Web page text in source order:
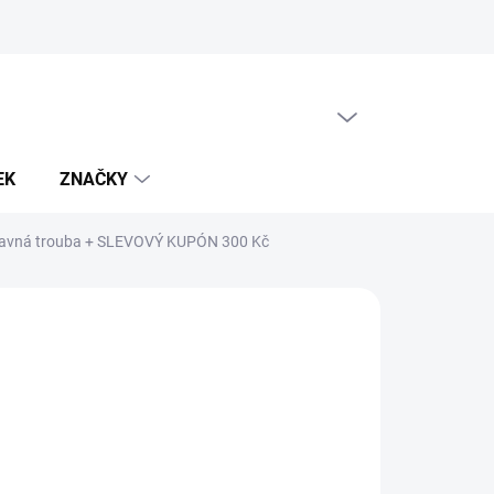
ZNAČKY
trouba + SLEVOVÝ KUPÓN 300 Kč